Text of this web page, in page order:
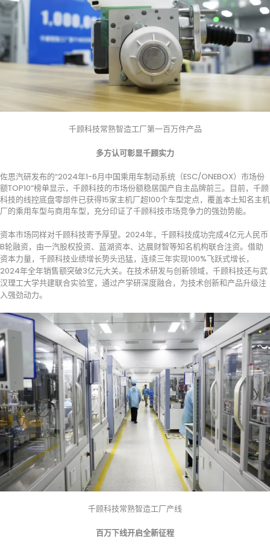
千顾科技常熟智造工厂第一百万件产品
多方认可彰显千顾实力
佐思汽研发布的“2024年1-6月中国乘用车制动系统（ESC/ONEBOX）市场份
额TOP10”榜单显示，千顾科技的市场份额稳居国产自主品牌前三。目前，千顾
科技的线控底盘零部件已获得15家主机厂超100个车型定点，覆盖本土知名主机
厂的乘用车型与商用车型，充分印证了千顾科技市场竞争力的强劲势能。
资本市场同样对千顾科技寄予厚望。2024年，千顾科技成功完成4亿元人民币
B轮融资，由一汽股权投资、蓝湖资本、达晨财智等知名机构联合注资。借助
资本力量，千顾科技业绩增长势头迅猛，连续三年实现100%飞跃式增长，
2024年全年销售额突破3亿元大关。在技术研发与创新领域，千顾科技还与武
汉理工大学共建联合实验室，通过产学研深度融合，为技术创新和产品升级注
入强劲动力。
千顾科技常熟智造工厂产线
百万下线开启全新征程